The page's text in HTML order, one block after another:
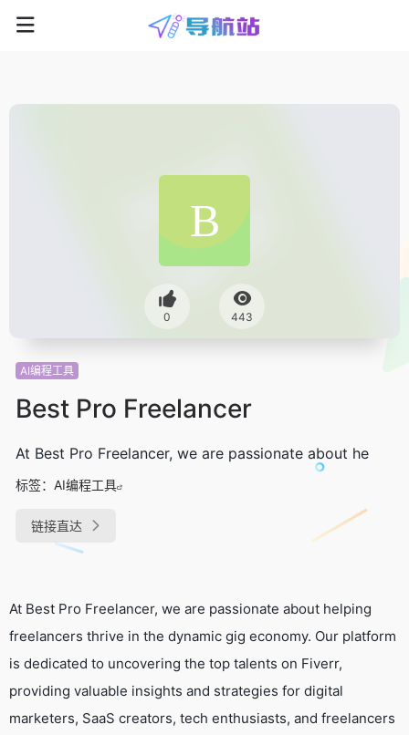
0 443
AI编程工具
Best Pro Freelancer
At Best Pro Freelancer, we are passionate about he
标签： AI编程工具
链接直达
At Best Pro Freelancer, we are passionate about helping
freelancers thrive in the dynamic gig economy. Our platform
is dedicated to uncovering the top talents on Fiverr,
providing valuable insights and strategies for digital
marketers, SaaS creators, tech enthusiasts, and freelancers